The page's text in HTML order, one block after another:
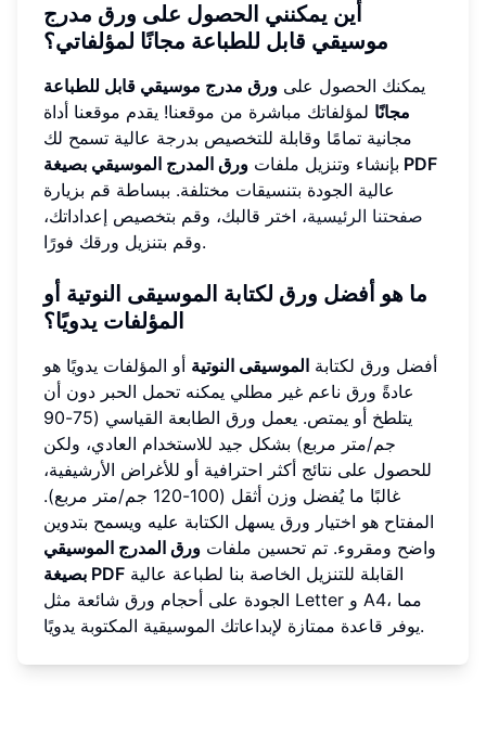
أين يمكنني الحصول على ورق مدرج
موسيقي قابل للطباعة مجانًا لمؤلفاتي؟
يمكنك الحصول على ورق مدرج موسيقي قابل للطباعة
مجانًا لمؤلفاتك مباشرة من موقعنا! يقدم موقعنا أداة
مجانية تمامًا وقابلة للتخصيص بدرجة عالية تسمح لك
بإنشاء وتنزيل ملفات ورق المدرج الموسيقي بصيغة PDF
عالية الجودة بتنسيقات مختلفة. ببساطة قم بزيارة
صفحتنا الرئيسية، اختر قالبك، وقم بتخصيص إعداداتك،
وقم بتنزيل ورقك فورًا.
ما هو أفضل ورق لكتابة الموسيقى النوتية أو
المؤلفات يدويًا؟
أفضل ورق لكتابة الموسيقى النوتية أو المؤلفات يدويًا هو
عادةً ورق ناعم غير مطلي يمكنه تحمل الحبر دون أن
يتلطخ أو يمتص. يعمل ورق الطابعة القياسي (75-90
جم/متر مربع) بشكل جيد للاستخدام العادي، ولكن
للحصول على نتائج أكثر احترافية أو للأغراض الأرشيفية،
غالبًا ما يُفضل وزن أثقل (100-120 جم/متر مربع).
المفتاح هو اختيار ورق يسهل الكتابة عليه ويسمح بتدوين
واضح ومقروء. تم تحسين ملفات ورق المدرج الموسيقي
بصيغة PDF
الجودة على أحجام ورق شائعة مثل Letter و A4، مما
يوفر قاعدة ممتازة لإبداعاتك الموسيقية المكتوبة يدويًا.